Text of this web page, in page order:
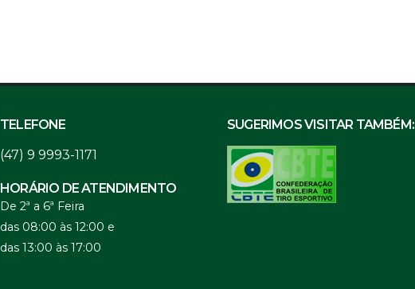
TELEFONE
(47) 9 9993-1171
HORÁRIO DE ATENDIMENTO
De 2ª a 6ª Feira
das 08:00 às 12:00 e
das 13:00 às 17:00
SUGERIMOS VISITAR TAMBÉM: